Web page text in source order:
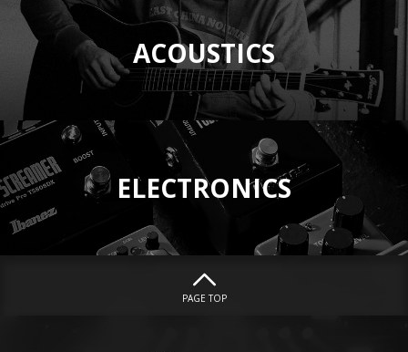
ACOUSTICS
ELECTRONICS
PAGE TOP